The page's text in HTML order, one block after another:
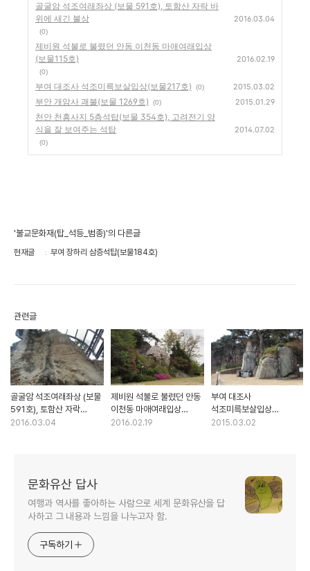
골굴암 석조여래좌상 (보물 591호), 토함산 자락 바
위에 새긴 불상
(0)
2016.03.04
제비원 석불로 불렸던 안동 이천동 마애여래입상
(보물115호)
(0)
2016.02.19
부여 대조사 석조미륵보살입상(보물217호) (0) 2015.03.02
부안 개암사 괘불(보물 1269호) (0) 2015.01.29
천안 천흥사지 5층석탑(보물 354호), 고려전기 양
식을 잘 보여주는 석탑
(0)
2014.07.02
'불교문화재(탑_석등_범종)'의 다른글
현재글 부여 장하리 삼층석탑(보물184호)
관련글
골굴암 석조여래좌상 (보물
591호), 토함산 자락
바위에 새긴 불상
2016.03.04
제비원 석불로 불렸던 안동
이천동 마애여래입상
(보물115호)
2016.02.19
부여 대조사
석조미륵보살입상
(보물217호)
2015.03.02
문화유산 답사
여행과 역사를 좋아하는 사람으로 세계 문화유산을 답
사하고 그 내용과 느낌을 나누고자 함.
구독하기